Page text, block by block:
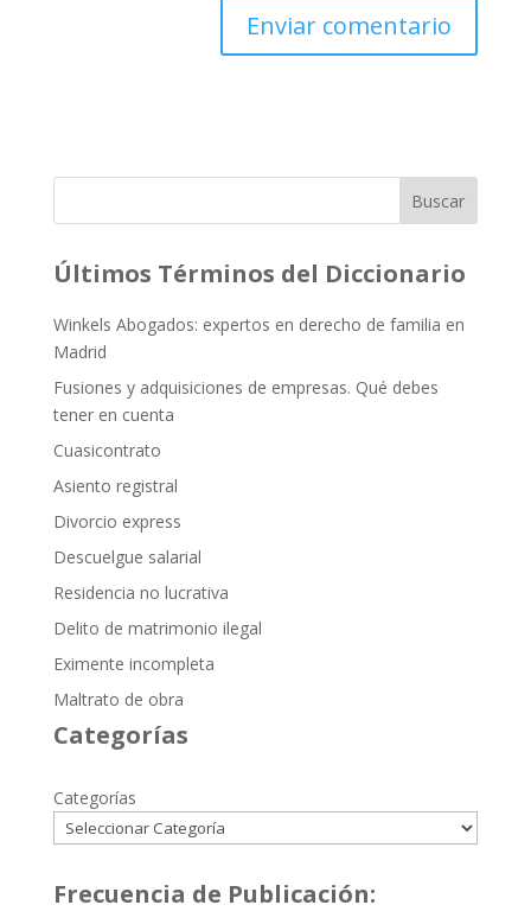
Buscar
Últimos Términos del Diccionario
Winkels Abogados: expertos en derecho de familia en
Madrid
Fusiones y adquisiciones de empresas. Qué debes
tener en cuenta
Cuasicontrato
Asiento registral
Divorcio express
Descuelgue salarial
Residencia no lucrativa
Delito de matrimonio ilegal
Eximente incompleta
Maltrato de obra
Categorías
Categorías
Frecuencia de Publicación: